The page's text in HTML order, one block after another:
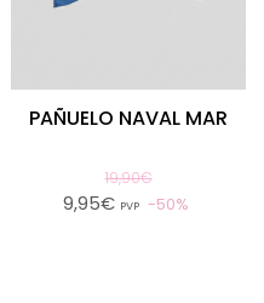
PAÑUELO NAVAL MAR
19,90€
9,95€ PVP 50%